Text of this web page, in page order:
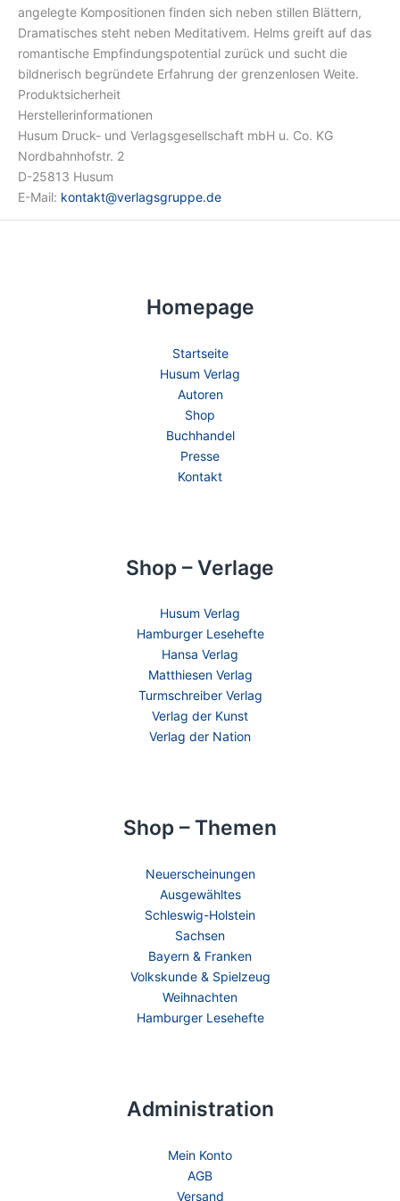
angelegte Kompositionen finden sich neben stillen Blättern,
Dramatisches steht neben Meditativem. Helms greift auf das
romantische Empfindungspotential zurück und sucht die
bildnerisch begründete Erfahrung der grenzenlosen Weite.
Produktsicherheit
Herstellerinformationen
Husum Druck- und Verlagsgesellschaft mbH u. Co. KG
Nordbahnhofstr. 2
D-25813 Husum
E-Mail: kontakt@verlagsgruppe.de
Homepage
Startseite
Husum Verlag
Autoren
Shop
Buchhandel
Presse
Kontakt
Shop – Verlage
Husum Verlag
Hamburger Lesehefte
Hansa Verlag
Matthiesen Verlag
Turmschreiber Verlag
Verlag der Kunst
Verlag der Nation
Shop – Themen
Neuerscheinungen
Ausgewähltes
Schleswig-Holstein
Sachsen
Bayern & Franken
Volkskunde & Spielzeug
Weihnachten
Hamburger Lesehefte
Administration
Mein Konto
AGB
Versand